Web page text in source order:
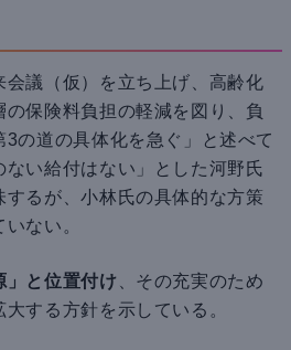
議（仮）を立ち上げ、高齢化
保険料負担の軽減を図り、負
の道の具体化を急ぐ」と述べて
ない給付はない」とした河野氏
するが、小林氏の具体的な方策
ない。
」と位置付け 、その充実のため
する方針を示している。